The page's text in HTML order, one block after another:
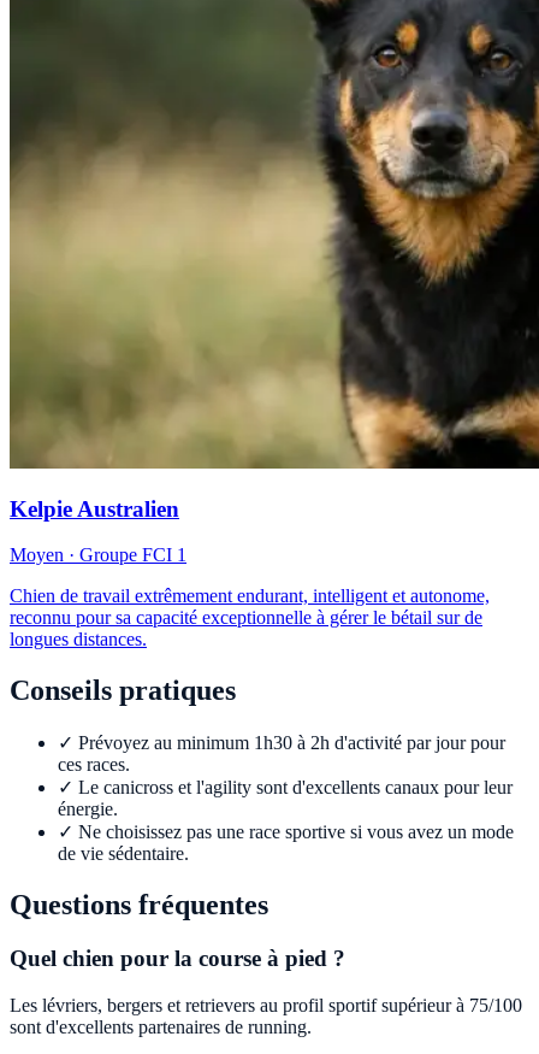
Kelpie Australien
Moyen · Groupe FCI 1
Chien de travail extrêmement endurant, intelligent et autonome,
reconnu pour sa capacité exceptionnelle à gérer le bétail sur de
longues distances.
Conseils pratiques
✓ Prévoyez au minimum 1h30 à 2h d'activité par jour pour
ces races.
✓ Le canicross et l'agility sont d'excellents canaux pour leur
énergie.
✓ Ne choisissez pas une race sportive si vous avez un mode
de vie sédentaire.
Questions fréquentes
Quel chien pour la course à pied ?
Les lévriers, bergers et retrievers au profil sportif supérieur à 75/100
sont d'excellents partenaires de running.